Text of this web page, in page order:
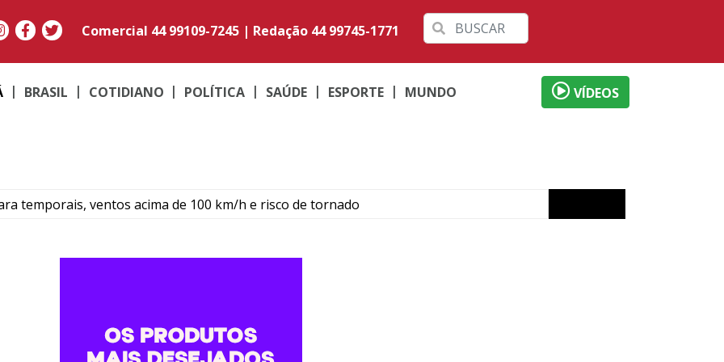
Comercial 44 99109-7245 | Redação 44 99745-1771
BRASIL COTIDIANO POLÍTICA SAÚDE ESPORTE MUNDO VÍDEOS
temporais, ventos acima de 100 km/h e risco de tornado
para atendimento a pessoas com TEA